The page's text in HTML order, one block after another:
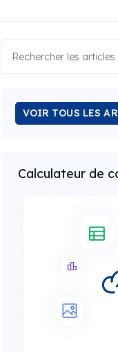
VOIR TOUS LES
Calculateur de